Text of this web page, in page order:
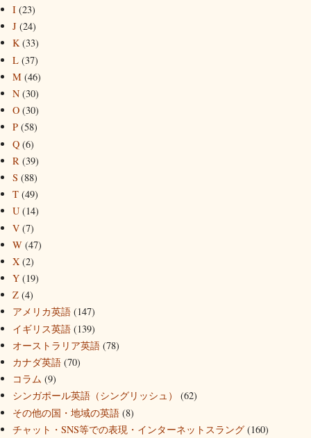
I (23)
J (24)
K (33)
L (37)
M (46)
N (30)
O (30)
P (58)
Q (6)
R (39)
S (88)
T (49)
U (14)
V (7)
W (47)
X (2)
Y (19)
Z (4)
アメリカ英語 (147)
イギリス英語 (139)
オーストラリア英語 (78)
カナダ英語 (70)
コラム (9)
シンガポール英語（シングリッシュ）
(62)
その他の国・地域の英語 (8)
チャット・SNS等での表現・インターネットスラング (160)